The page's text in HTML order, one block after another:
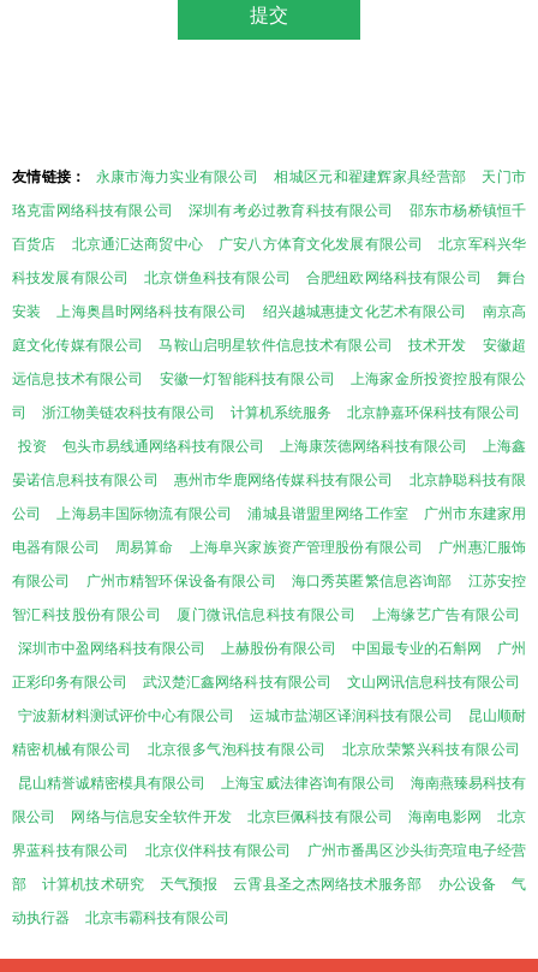
友情链接： 永康市海力实业有限公司 相城区元和翟建辉家具经营部
天门市
珞克雷网络科技有限公司
深圳有考必过教育科技有限公司
邵东市杨桥镇恒千
百货店
北京通汇达商贸中心 广安八方体育文化发展有限公司
北京军科兴华
科技发展有限公司
北京饼鱼科技有限公司 合肥纽欧网络科技有限公司
舞台
安装
上海奥昌时网络科技有限公司 绍兴越城惠捷文化艺术有限公司
南京高
庭文化传媒有限公司
马鞍山启明星软件信息技术有限公司 技术开发
安徽超
远信息技术有限公司
安徽一灯智能科技有限公司
上海家金所投资控股有限公
司
浙江物美链农科技有限公司 计算机系统服务
北京静嘉环保科技有限公司
投资
包头市易线通网络科技有限公司 上海康茨德网络科技有限公司
上海鑫
晏诺信息科技有限公司
惠州市华鹿网络传媒科技有限公司
北京静聪科技有限
公司
上海易丰国际物流有限公司 浦城县谱盟里网络工作室
广州市东建家用
电器有限公司
周易算命 上海阜兴家族资产管理股份有限公司
广州惠汇服饰
有限公司
广州市精智环保设备有限公司 海口秀英匿繁信息咨询部
江苏安控
智汇科技股份有限公司
厦门微讯信息科技有限公司
上海缘艺广告有限公司
深圳市中盈网络科技有限公司
上赫股份有限公司 中国最专业的石斛网
广州
正彩印务有限公司
武汉楚汇鑫网络科技有限公司
文山网讯信息科技有限公司
宁波新材料测试评价中心有限公司
运城市盐湖区译润科技有限公司
昆山顺耐
精密机械有限公司
北京很多气泡科技有限公司
北京欣荣繁兴科技有限公司
昆山精誉诚精密模具有限公司
上海宝威法律咨询有限公司
海南燕臻易科技有
限公司
网络与信息安全软件开发 北京巨佩科技有限公司 海南电影网
北京
界蓝科技有限公司
北京仪伴科技有限公司
广州市番禺区沙头街亮瑄电子经营
部
计算机技术研究 天气预报 云霄县圣之杰网络技术服务部 办公设备
气
动执行器
北京韦霸科技有限公司